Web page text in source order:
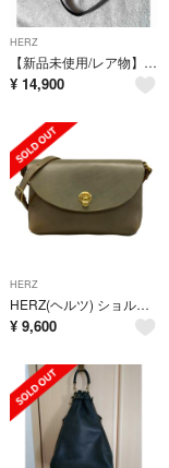
HERZ
【新品未使用/レア物】PLANT ボトルジャケット
¥ 14,900
HERZ
HERZ(ヘルツ) ショルダーバッグ - カーキ レザー
¥ 9,600